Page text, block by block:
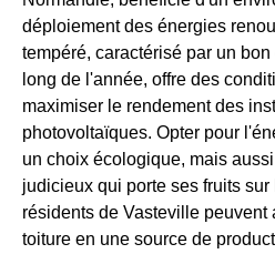
déploiement des énergies
tempéré, caractérisé par un
long de l'année, offre des
maximiser le rendement des
photovoltaïques. Opter pour
un choix écologique, mais
judicieux qui porte ses fruits
résidents de Vasteville peuvent
toiture en une source de